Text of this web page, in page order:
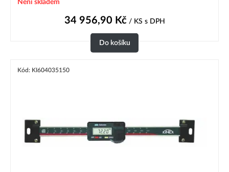
Není skladem
34 956,90 Kč/ KS s DPH
Do košíku
Kód: KI604035150